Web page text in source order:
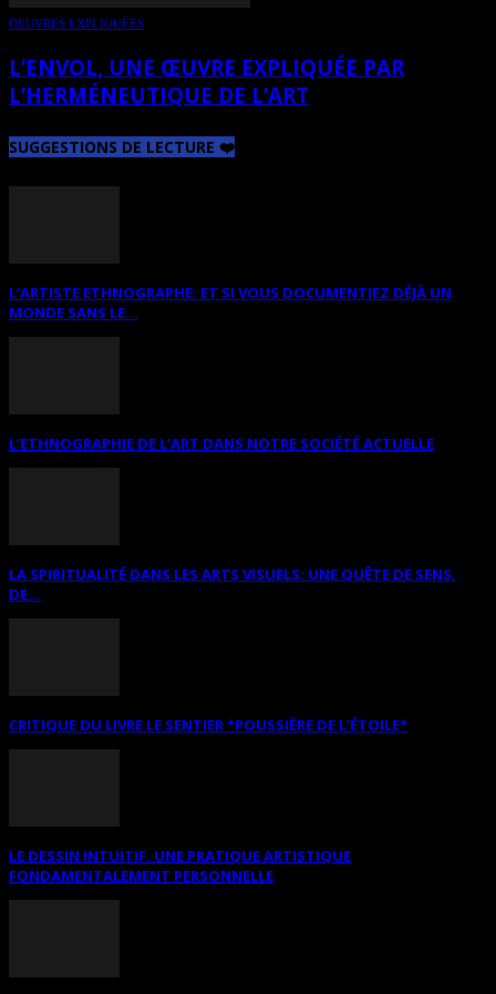
OEUVRES EXPLIQUÉES
L’ENVOL, UNE ŒUVRE EXPLIQUÉE PAR
L’HERMÉNEUTIQUE DE L’ART
SUGGESTIONS DE LECTURE ❤️
L’ARTISTE ETHNOGRAPHE: ET SI VOUS DOCUMENTIEZ DÉJÀ UN
MONDE SANS LE...
L’ETHNOGRAPHIE DE L’ART DANS NOTRE SOCIÉTÉ ACTUELLE
LA SPIRITUALITÉ DANS LES ARTS VISUELS: UNE QUÊTE DE SENS,
DE...
CRITIQUE DU LIVRE LE SENTIER *POUSSIÈRE DE L’ÉTOILE*
LE DESSIN INTUITIF. UNE PRATIQUE ARTISTIQUE
FONDAMENTALEMENT PERSONNELLE